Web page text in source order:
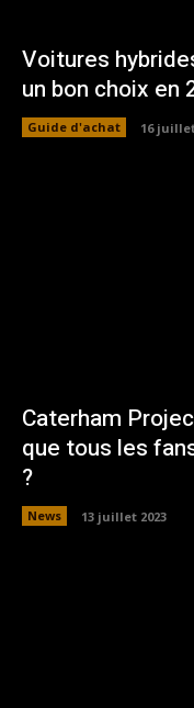
Voitures
un bon choix en
Guide d'achat 16
Caterham
que tous les
?
News 13 juillet 2023